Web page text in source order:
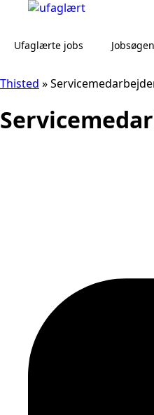
Ufaglærte jobs
Thisted »